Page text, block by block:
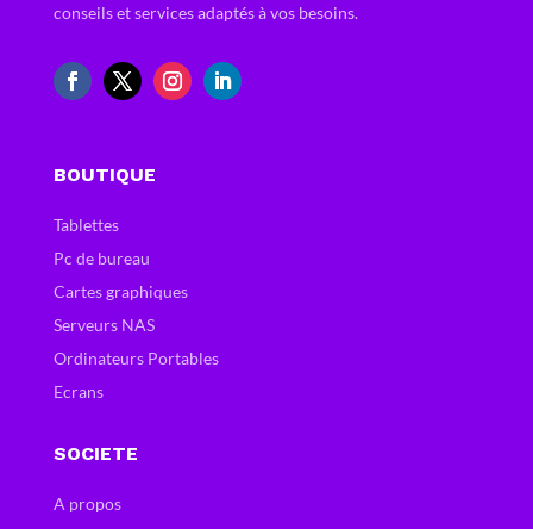
conseils et services adaptés à vos besoins.
BOUTIQUE
Tablettes
Pc de bureau
Cartes graphiques
Serveurs NAS
Ordinateurs Portables
Ecrans
SOCIETE
A propos